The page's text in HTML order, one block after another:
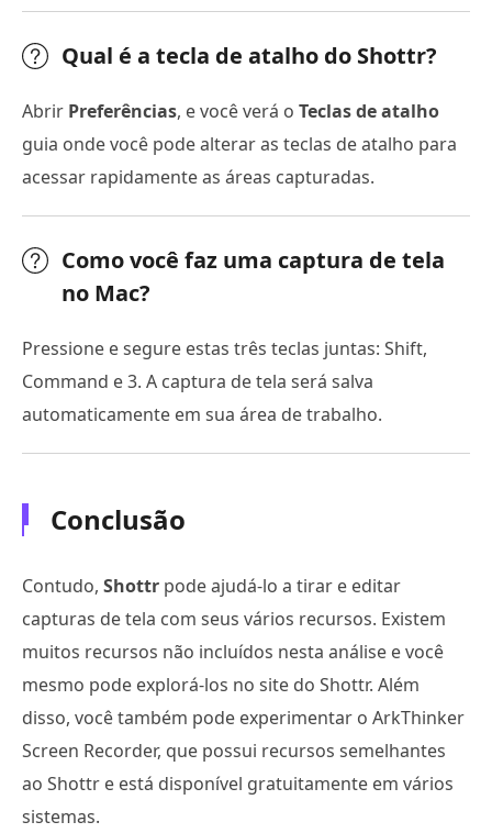
Qual é a tecla de atalho do Shottr?
Abrir Preferências, e você verá o Teclas de atalho
guia onde você pode alterar as teclas de atalho para
acessar rapidamente as áreas capturadas.
Como você faz uma captura de tela
no Mac?
Pressione e segure estas três teclas juntas: Shift,
Command e 3. A captura de tela será salva
automaticamente em sua área de trabalho.
Conclusão
Contudo, Shottr pode ajudá-lo a tirar e editar
capturas de tela com seus vários recursos. Existem
muitos recursos não incluídos nesta análise e você
mesmo pode explorá-los no site do Shottr. Além
disso, você também pode experimentar o ArkThinker
Screen Recorder, que possui recursos semelhantes
ao Shottr e está disponível gratuitamente em vários
sistemas.